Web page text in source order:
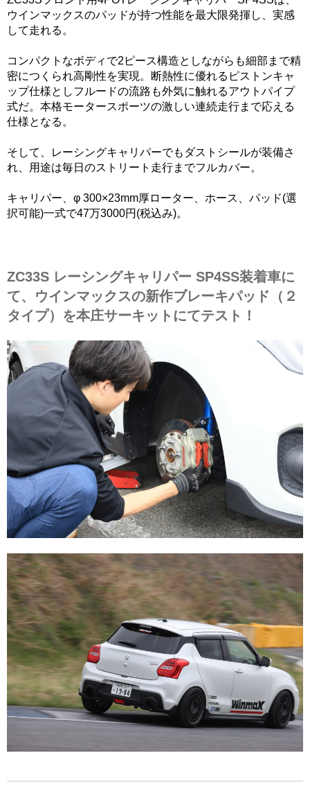
ウインマックスのパッドが持つ性能を最大限発揮し、実感
して走れる。
コンパクトなボディで2ピース構造としながらも細部まで精
密につくられ高剛性を実現。断熱性に優れるピストンキャ
ップ仕様としフルードの流路も外気に触れるアウトパイプ
式だ。本格モータースポーツの激しい連続走行まで応える
仕様となる。
そして、レーシングキャリパーでもダストシールが装備さ
れ、用途は毎日のストリート走行までフルカバー。
キャリパー、φ 300×23mm厚ローター、ホース、パッド(選
択可能)一式で47万3000円(税込み)。
ZC33S レーシングキャリパー SP4SS装着車に
て、ウインマックスの新作ブレーキパッド（２
タイプ）を本庄サーキットにてテスト！